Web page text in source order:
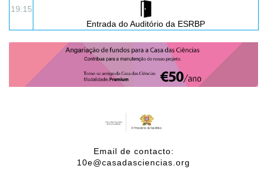
19:15
Entrada do Auditório da ESRBP
Email de contacto:
10e@casadasciencias.org